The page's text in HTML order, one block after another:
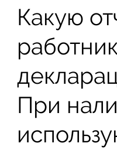
Какую
При